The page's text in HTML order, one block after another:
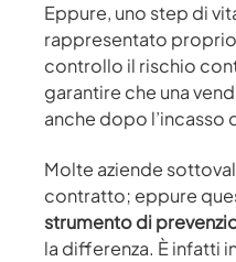
Eppure, uno step di
rappresentato
controllo il rischio
garantire che una
anche dopo l’incasso
Molte aziende
contratto; eppure
strumento di
la differenza. È infatti